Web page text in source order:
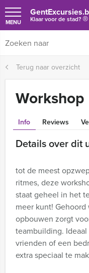
Klaar voor de stad?®
MENU
Terug naar overzicht
Info Reviews
Details over dit
tot de meest
ritmes, deze
staat geheel in het
meer kunt!
opbouwen zorgt
teambuilding.
vrienden of een
extra speciaal te